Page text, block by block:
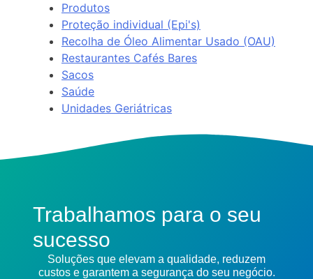
Produtos
Proteção individual (Epi's)
Recolha de Óleo Alimentar Usado (OAU)
Restaurantes Cafés Bares
Sacos
Saúde
Unidades Geriátricas
Trabalhamos para o seu
sucesso
Soluções que elevam a qualidade, reduzem
custos e garantem a segurança do seu negócio.